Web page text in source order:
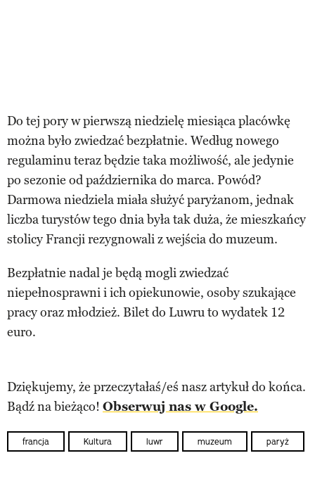
Do tej pory w pierwszą niedzielę miesiąca placówkę
można było zwiedzać bezpłatnie. Według nowego
regulaminu teraz będzie taka możliwość, ale jedynie
po sezonie od października do marca. Powód?
Darmowa niedziela miała służyć paryżanom, jednak
liczba turystów tego dnia była tak duża, że mieszkańcy
stolicy Francji rezygnowali z wejścia do muzeum.
Bezpłatnie nadal je będą mogli zwiedzać
niepełnosprawni i ich opiekunowie, osoby szukające
pracy oraz młodzież. Bilet do Luwru to wydatek 12
euro.
Dziękujemy, że przeczytałaś/eś nasz artykuł do końca.
Bądź na bieżąco! Obserwuj nas w Google.
francja Kultura luwr muzeum paryż